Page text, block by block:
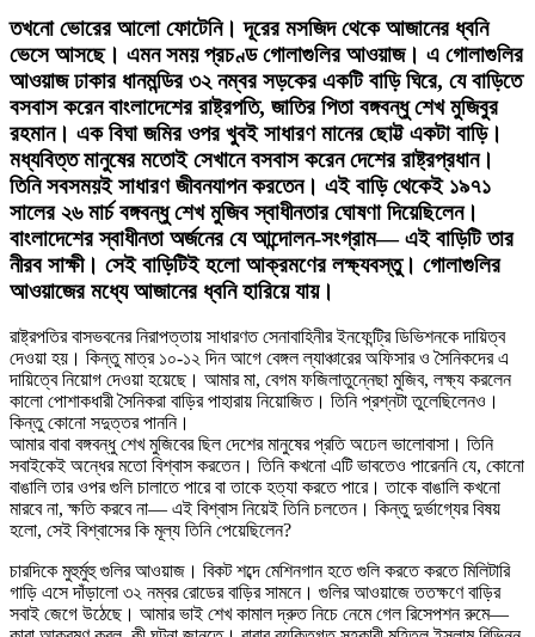
তখনো ভোরের আলো ফোটেনি। দূরের মসজিদ থেকে আজানের ধ্বনি
ভেসে আসছে। এমন সময় প্রচণ্ড গোলাগুলির আওয়াজ। এ গোলাগুলির
আওয়াজ ঢাকার ধানমন্ডির ৩২ নম্বর সড়কের একটি বাড়ি ঘিরে, যে বাড়িতে
বসবাস করেন বাংলাদেশের রাষ্ট্রপতি, জাতির পিতা বঙ্গবন্ধু শেখ মুজিবুর
রহমান। এক বিঘা জমির ওপর খুবই সাধারণ মানের ছোট্ট একটা বাড়ি।
মধ্যবিত্ত মানুষের মতোই সেখানে বসবাস করেন দেশের রাষ্ট্রপ্রধান।
তিনি সবসময়ই সাধারণ জীবনযাপন করতেন। এই বাড়ি থেকেই ১৯৭১
সালের ২৬ মার্চ বঙ্গবন্ধু শেখ মুজিব স্বাধীনতার ঘোষণা দিয়েছিলেন।
বাংলাদেশের স্বাধীনতা অর্জনের যে আন্দোলন-সংগ্রাম— এই বাড়িটি তার
নীরব সাক্ষী। সেই বাড়িটিই হলো আক্রমণের লক্ষ্যবস্তু। গোলাগুলির
আওয়াজের মধ্যে আজানের ধ্বনি হারিয়ে যায়।
রাষ্ট্রপতির বাসভবনের নিরাপত্তায় সাধারণত সেনাবাহিনীর ইনফেন্ট্রি ডিভিশনকে দায়িত্ব
দেওয়া হয়। কিন্তু মাত্র ১০-১২ দিন আগে বেঙ্গল ল্যাঞ্চারের অফিসার ও সৈনিকদের এ
দায়িত্বে নিয়োগ দেওয়া হয়েছে। আমার মা, বেগম ফজিলাতুন্নেছা মুজিব, লক্ষ্য করলেন
কালো পোশাকধারী সৈনিকরা বাড়ির পাহারায় নিয়োজিত। তিনি প্রশ্নটা তুলেছিলেনও।
কিন্তু কোনো সদুত্তর পাননি।
আমার বাবা বঙ্গবন্ধু শেখ মুজিবের ছিল দেশের মানুষের প্রতি অঢেল ভালোবাসা। তিনি
সবাইকেই অন্ধের মতো বিশ্বাস করতেন। তিনি কখনো এটি ভাবতেও পারেননি যে, কোনো
বাঙালি তার ওপর গুলি চালাতে পারে বা তাকে হত্যা করতে পারে। তাকে বাঙালি কখনো
মারবে না, ক্ষতি করবে না— এই বিশ্বাস নিয়েই তিনি চলতেন। কিন্তু দুর্ভাগ্যের বিষয়
হলো, সেই বিশ্বাসের কি মূল্য তিনি পেয়েছিলেন?
চারদিকে মুহুর্মুহু গুলির আওয়াজ। বিকট শব্দে মেশিনগান হতে গুলি করতে করতে মিলিটারি
গাড়ি এসে দাঁড়ালো ৩২ নম্বর রোডের বাড়ির সামনে। গুলির আওয়াজে ততক্ষণে বাড়ির
সবাই জেগে উঠেছে। আমার ভাই শেখ কামাল দ্রুত নিচে নেমে গেল রিসেপশন রুমে—